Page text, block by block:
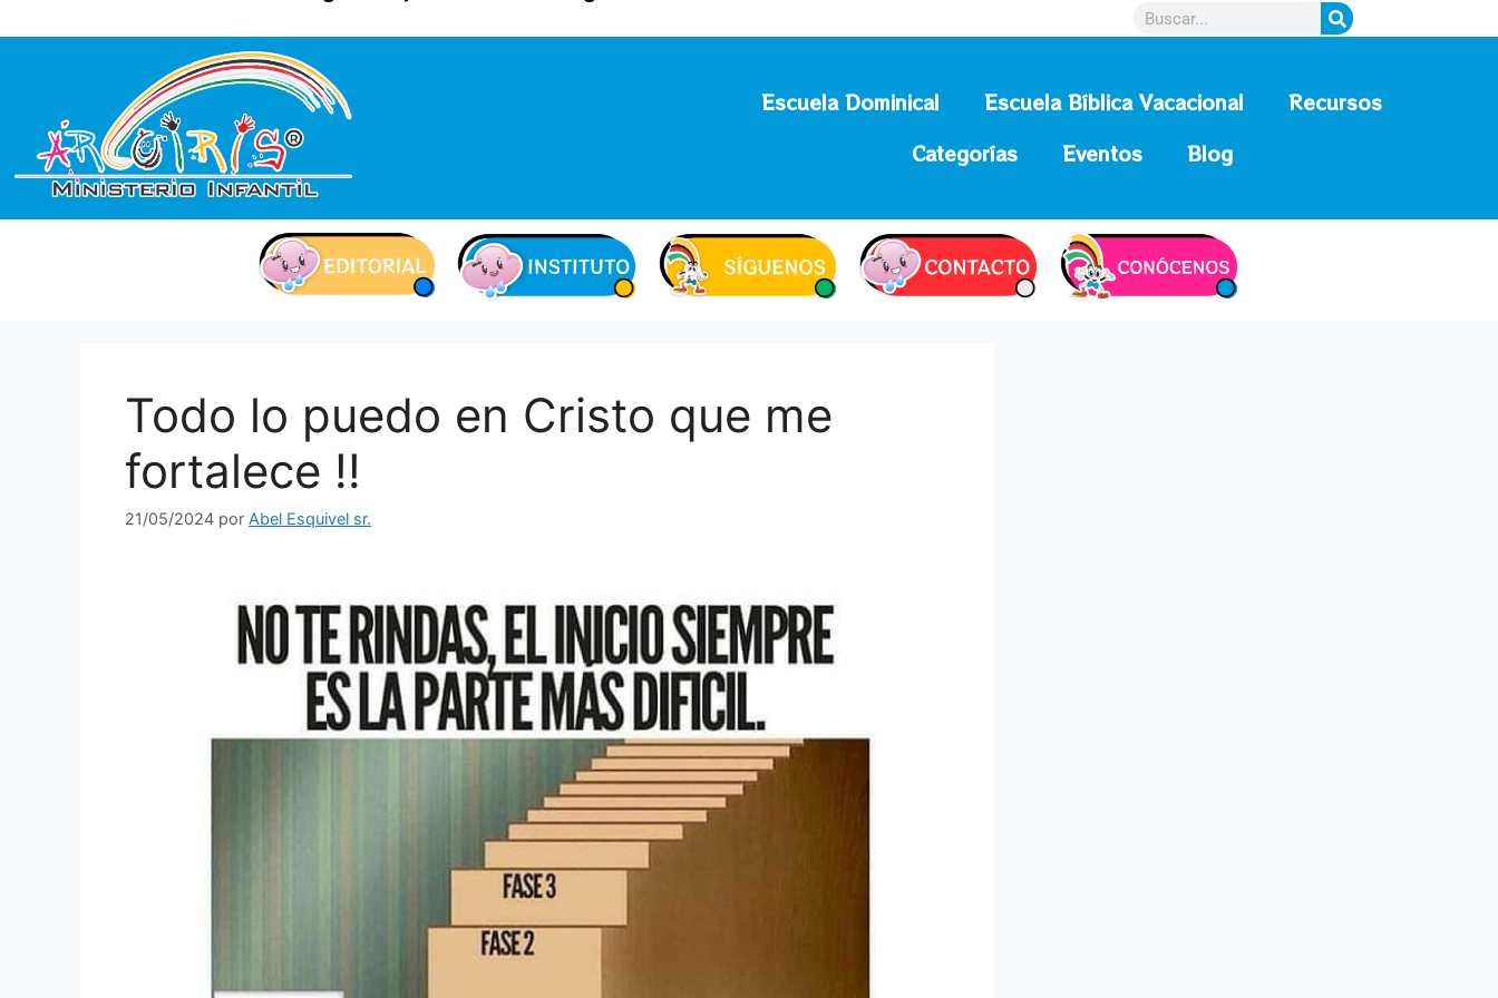
Escuela Dominical Escuela Bíblica Vacacional
Recursos
Categorías
Eventos Blog
Todo lo puedo en Cristo que me
fortalece !!
21/05/2024 por Abel Esquivel sr.